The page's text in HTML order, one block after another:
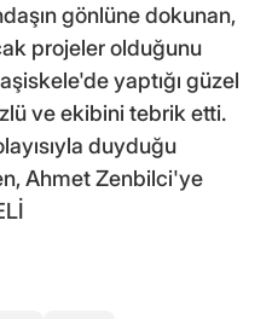
gönlüne dokunan,
projeler olduğunu
yaptığı güzel
ve ekibini tebrik etti.
duyduğu
Ahmet Zenbilci'ye